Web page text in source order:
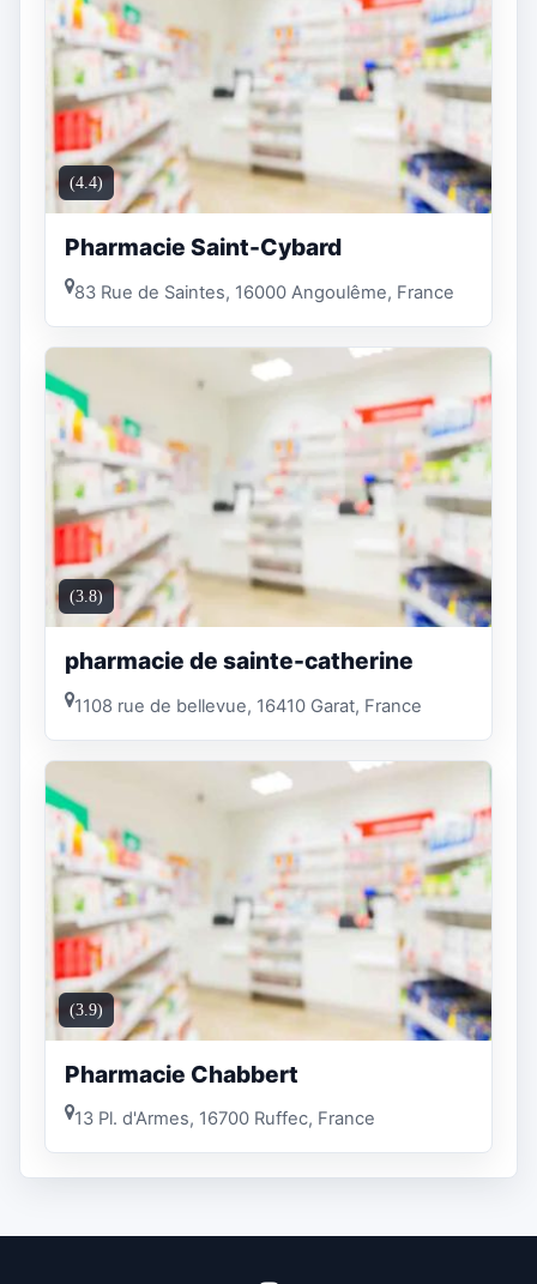
(4.4)
Pharmacie Saint-Cybard
83 Rue de Saintes, 16000 Angoulême, France
(3.8)
pharmacie de sainte-catherine
1108 rue de bellevue, 16410 Garat, France
(3.9)
Pharmacie Chabbert
13 Pl. d'Armes, 16700 Ruffec, France